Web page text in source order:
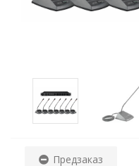
Предзаказ